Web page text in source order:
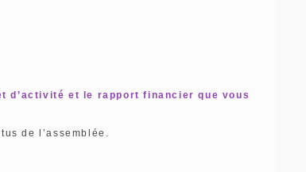
d’activité et le rapport financier que vous
de l’assemblée.